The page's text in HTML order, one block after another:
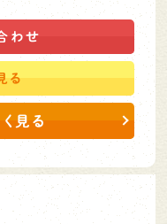
わせ
る
見る